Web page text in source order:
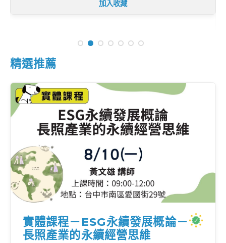
精選推薦
實體課程－ESG永續發展概論－
長照產業的永續經營思維